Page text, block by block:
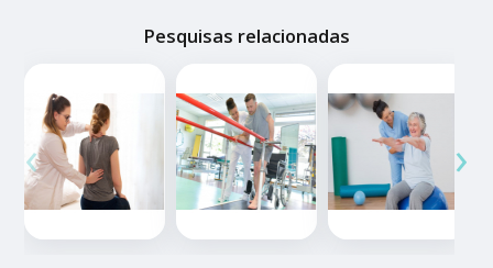
Pesquisas relacionadas
‹ ›